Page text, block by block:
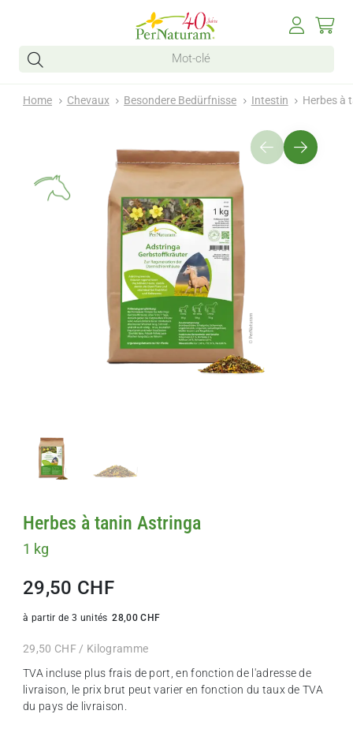
Home Chevaux Besondere Bedürfnisse Intestin Herbes à
Herbes à tanin Astringa
1 kg
29,50 CHF
29,50 CHF / Kilogramme
TVA incluse plus frais de port , en fonction de l'adresse de
livraison, le prix brut peut varier en fonction du taux de TVA
du pays de livraison.
à partir de 3 unités 28,00 CHF